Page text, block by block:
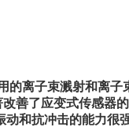
离子束溅射和离子
善了应变式传感器
和抗冲击的能力很